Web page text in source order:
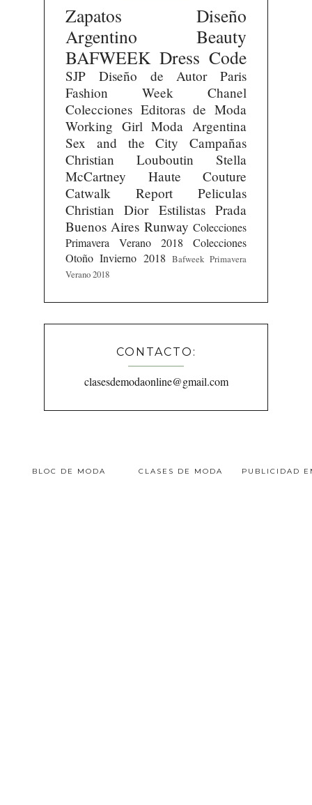
Zapatos
Diseño
Argentino
Beauty
BAFWEEK Dress Code
SJP Diseño de Autor
Paris
Fashion Week
Chanel
Colecciones Editoras de Moda
Working Girl Moda Argentina
Sex and the City
Campañas
Christian Louboutin
Stella
McCartney
Haute Couture
Catwalk Report
Peliculas
Christian Dior Estilistas Prada
Buenos Aires Runway Colecciones
Primavera Verano 2018
Colecciones
Otoño Invierno 2018 Bafweek Primavera
Verano 2018
CONTACTO:
clasesdemodaonline@gmail.com
BLOC DE MODA CLASES DE MODA PUBLICIDAD